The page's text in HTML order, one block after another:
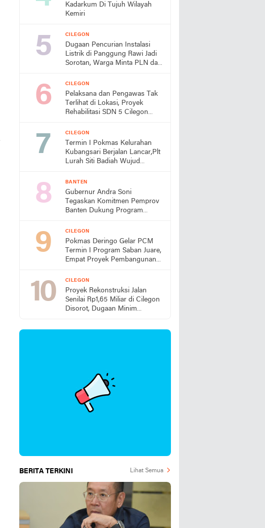
Kadarkum Di Tujuh Wilayah
Kemiri
CILEGON
Dugaan Pencurian Instalasi
Listrik di Panggung Rawi Jadi
Sorotan, Warga Minta PLN dan
CILEGON
Pelaksana dan Pengawas Tak
Terlihat di Lokasi, Proyek
Rehabilitasi SDN 5 Cilegon
Turun Tangan
CILEGON
Termin I Pokmas Kelurahan
Kubangsari Berjalan Lancar,Plt
Lurah Siti Badiah Wujud
Lingkungan
BANTEN
Gubernur Andra Soni
Tegaskan Komitmen Pemprov
Banten Dukung Program
CILEGON
Pokmas Deringo Gelar PCM
Termin I Program Saban Juare,
Empat Proyek Pembangunan
CILEGON
Proyek Rekonstruksi Jalan
Senilai Rp1,65 Miliar di Cilegon
Disorot, Dugaan Minim
BERITA TERKINI Lihat Semua